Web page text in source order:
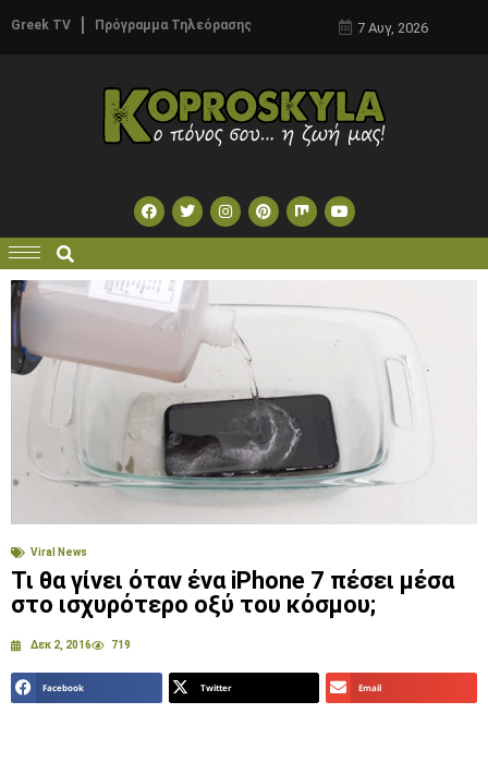
Greek TV Πρόγραμμα Τηλεόρασης 7 Αυγ, 2026
Viral News
Τι θα γίνει όταν ένα iPhone 7 πέσει μέσα
στο ισχυρότερο οξύ του κόσμου;
Δεκ 2, 2016 719
Facebook Twitter Email